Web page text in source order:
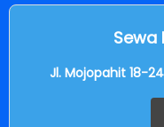
Sewa
Jl. Mojopahit 18-